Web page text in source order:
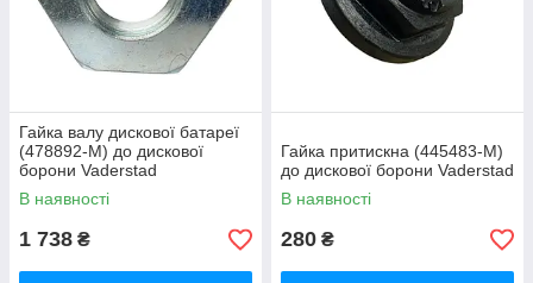
Гайка валу дискової батареї
(478892-M) до дискової
борони Vaderstad
В наявності
1 738 ₴
Гайка притискна (445483-M)
до дискової борони Vaderstad
В наявності
280 ₴